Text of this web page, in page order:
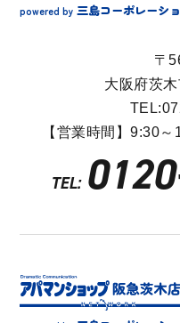
powered by 三島コーポレーシ
〒
大阪府茨
【営業時間】9:30
TEL: